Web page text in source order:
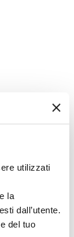
utilizzati
la
dall’utente.
del tuo